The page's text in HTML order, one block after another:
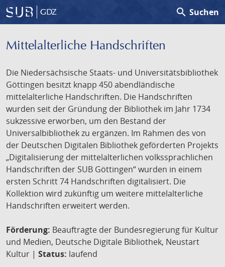
GDZ search Suchen
Mittelalterliche Handschriften
Die Niedersächsische Staats- und Universitätsbibliothek
Göttingen besitzt knapp 450 abendländische
mittelalterliche Handschriften. Die Handschriften
wurden seit der Gründung der Bibliothek im Jahr 1734
sukzessive erworben, um den Bestand der
Universalbibliothek zu ergänzen. Im Rahmen des von
der Deutschen Digitalen Bibliothek geförderten Projekts
„Digitalisierung der mittelalterlichen volkssprachlichen
Handschriften der SUB Göttingen“ wurden in einem
ersten Schritt 74 Handschriften digitalisiert. Die
Kollektion wird zukünftig um weitere mittelalterliche
Handschriften erweitert werden.
Förderung: Beauftragte der Bundesregierung für Kultur
und Medien, Deutsche Digitale Bibliothek, Neustart
Kultur | Status: laufend